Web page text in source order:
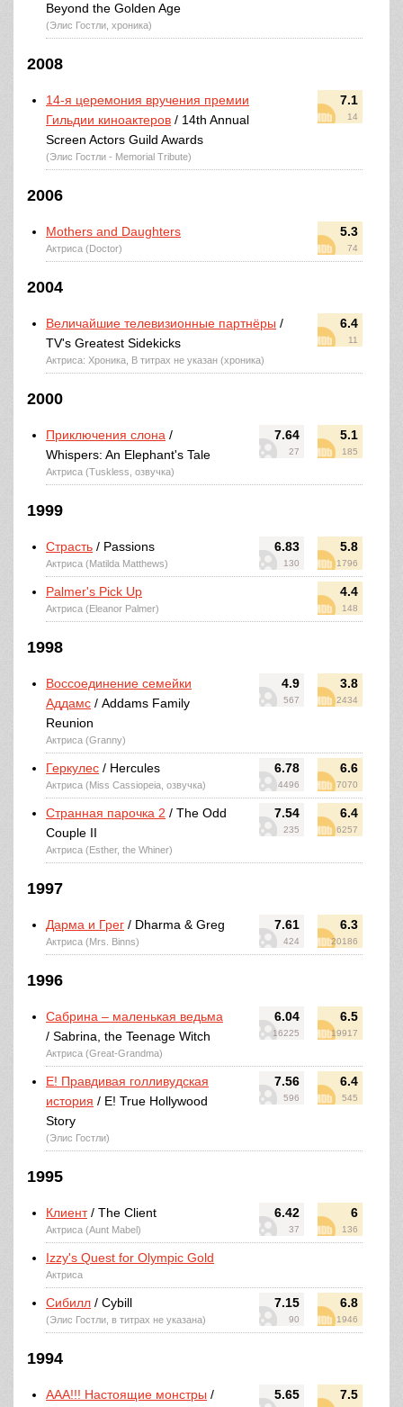
Beyond the Golden Age
(Элис Гостли, хроника)
2008
7.1
14
14-я церемония вручения премии
Гильдии киноактеров / 14th Annual
Screen Actors Guild Awards
(Элис Гостли - Memorial Tribute)
2006
5.3
74
Mothers and Daughters
Актриса (Doctor)
2004
6.4
11
Величайшие телевизионные партнёры /
TV's Greatest Sidekicks
Актриса: Хроника, В титрах не указан (хроника)
2000
7.64
27
5.1
185
Приключения слона /
Whispers: An Elephant's Tale
Актриса (Tuskless, озвучка)
1999
6.83
130
5.8
1796
Страсть / Passions
Актриса (Matilda Matthews)
4.4
148
Palmer's Pick Up
Актриса (Eleanor Palmer)
1998
4.9
567
3.8
2434
Воссоединение семейки
Аддамс / Addams Family
Reunion
Актриса (Granny)
6.78
4496
6.6
7070
Геркулес / Hercules
Актриса (Miss Cassiopeia, озвучка)
7.54
235
6.4
6257
Странная парочка 2 / The Odd
Couple II
Актриса (Esther, the Whiner)
1997
7.61
424
6.3
20186
Дарма и Грег / Dharma & Greg
Актриса (Mrs. Binns)
1996
6.04
16225
6.5
19917
Сабрина – маленькая ведьма
/ Sabrina, the Teenage Witch
Актриса (Great-Grandma)
7.56
596
6.4
545
E! Правдивая голливудская
история / E! True Hollywood
Story
(Элис Гостли)
1995
6.42
37
6
136
Клиент/ The Client
Актриса (Aunt Mabel)
Izzy's Quest for Olympic Gold
Актриса
7.15
90
6.8
1946
Сибилл / Cybill
(Элис Гостли, в титрах не указана)
1994
5.65 7.5
ААА!!! Настоящие монстры /